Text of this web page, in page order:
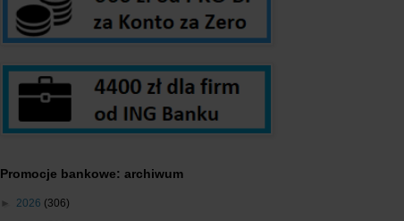
Promocje bankowe: archiwum
► 2026 (306)